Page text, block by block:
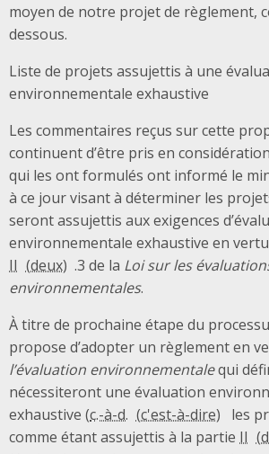
moyen de notre projet de règlement,
dessous.
Liste de projets assujettis à une
environnementale exhaustive
Les commentaires reçus sur cette
continuent d’être pris en
qui les ont formulés ont informé le
à ce jour visant à déterminer les
seront assujettis aux exigences
environnementale exhaustive en
II
.3 de la Loi sur les
environnementales.
À titre de prochaine étape du
propose d’adopter un règlement en
l’évaluation environnementalequi
nécessiteront une évaluation
exhaustive (c.-à-d.
les
comme étant assujettis à la partie II